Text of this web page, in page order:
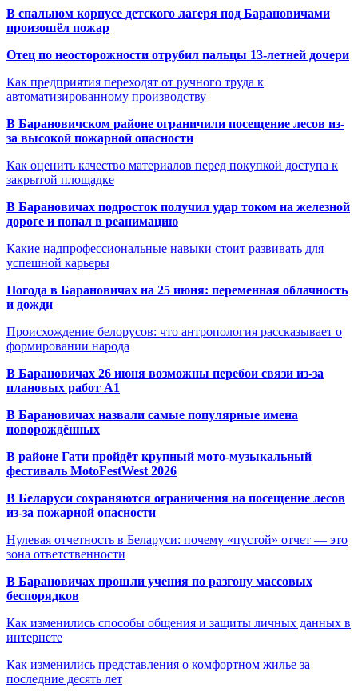
В спальном корпусе детского лагеря под Барановичами
произошёл пожар
Отец по неосторожности отрубил пальцы 13-летней дочери
Как предприятия переходят от ручного труда к
автоматизированному производству
В Барановичском районе ограничили посещение лесов из-
за высокой пожарной опасности
Как оценить качество материалов перед покупкой доступа к
закрытой площадке
В Барановичах подросток получил удар током на железной
дороге и попал в реанимацию
Какие надпрофессиональные навыки стоит развивать для
успешной карьеры
Погода в Барановичах на 25 июня: переменная облачность
и дожди
Происхождение белорусов: что антропология рассказывает о
формировании народа
В Барановичах 26 июня возможны перебои связи из-за
плановых работ A1
В Барановичах назвали самые популярные имена
новорождённых
В районе Гати пройдёт крупный мото-музыкальный
фестиваль MotoFestWest 2026
В Беларуси сохраняются ограничения на посещение лесов
из-за пожарной опасности
Нулевая отчетность в Беларуси: почему «пустой» отчет — это
зона ответственности
В Барановичах прошли учения по разгону массовых
беспорядков
Как изменились способы общения и защиты личных данных в
интернете
Как изменились представления о комфортном жилье за
последние десять лет